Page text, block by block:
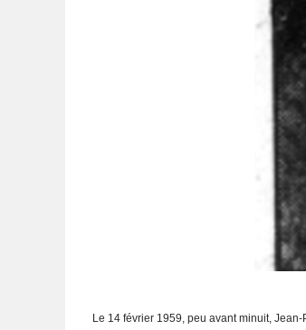
Le 14 février 1959, peu avant minuit,